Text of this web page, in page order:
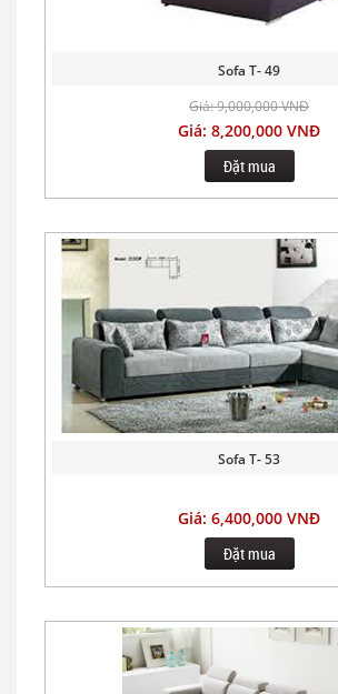
Sofa T- 49
Giá: 9,000,000 VNĐ
Giá: 8,200,000 VNĐ
Đặt mua
Sofa T- 53
Giá: 6,400,000 VNĐ
Đặt mua